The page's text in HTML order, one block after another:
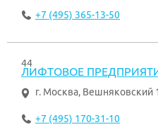
+7 (495) 365-13-50
44
ЛИФТОВОЕ
г. Москва, Вешняковский
+7 (495) 170-31-10